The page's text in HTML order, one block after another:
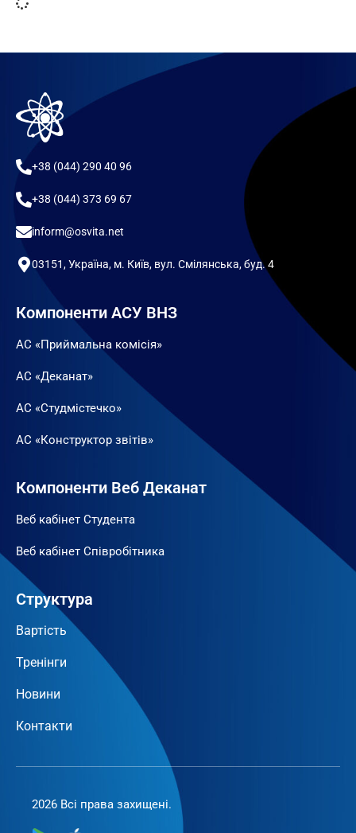
+38 (044) 290 40 96
+38 (044) 373 69 67
inform@osvita.net
03151, Україна, м. Київ, вул. Смілянська, буд. 4
Компоненти АСУ ВНЗ
АС «Приймальна комісія»
АС «Деканат»
АС «Студмістечко»
АС «Конструктор звітів»
Компоненти Веб Деканат
Веб кабінет Студента
Веб кабінет Співробітника
Структура
Вартість
Тренінги
Новини
Контакти
2026 Всі права захищені.